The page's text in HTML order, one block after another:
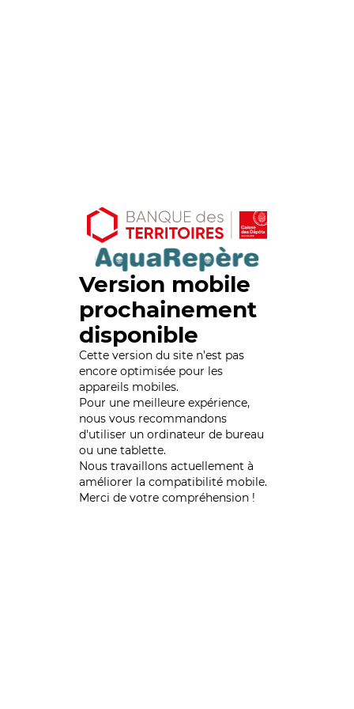
Version mobile
prochainement
disponible
Cette version du site n’est pas
encore optimisée pour les
appareils mobiles.
Pour une meilleure expérience,
nous vous recommandons
d'utiliser un ordinateur de bureau
ou une tablette.
Nous travaillons actuellement à
améliorer la compatibilité mobile.
Merci de votre compréhension !